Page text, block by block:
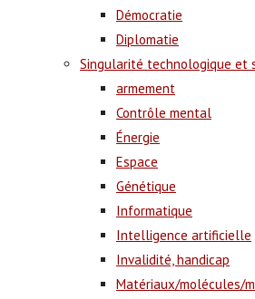
Démocratie
Diplomatie
Singularité technologique et
armement
Contrôle mental
Énergie
Espace
Génétique
Informatique
Intelligence artificielle
Invalidité, handicap
Matériaux/molécules/